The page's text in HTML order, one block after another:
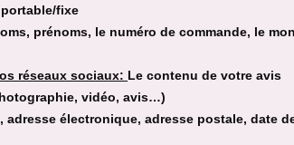
fixe
prénoms, le numéro de commande, le
réseaux sociaux: Le contenu de votre avis
vidéo, avis…)
adresse électronique, adresse postale, date